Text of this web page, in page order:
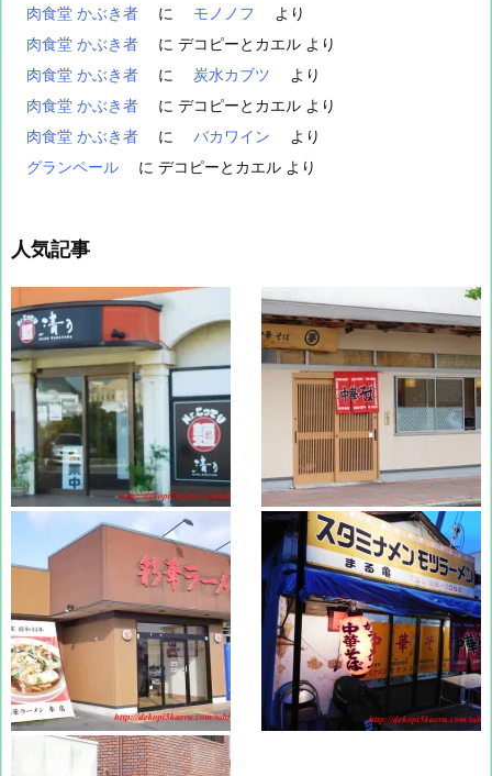
肉食堂 かぶき者
に モノノフ
より
肉食堂 かぶき者
に デコピーとカエル より
肉食堂 かぶき者
に 炭水カブツ
より
肉食堂 かぶき者
に デコピーとカエル より
肉食堂 かぶき者
に バカワイン
より
グランペール
に デコピーとカエル より
人気記事